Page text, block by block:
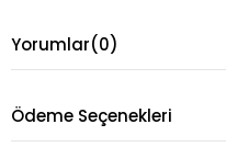
Yorumlar(0)
Ödeme Seçenekleri